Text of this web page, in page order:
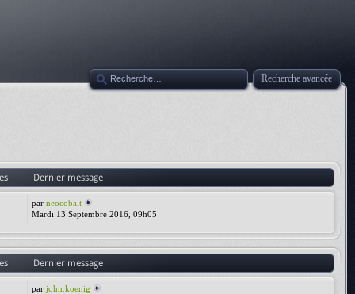
Recherche avancée
Dernier message
parneocobalt
Mardi 13 Septembre 2016, 09h05
Dernier message
parjohn.koenig